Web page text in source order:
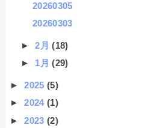
20260305
20260303
►2月 (18)
► 1月 (29)
►2025 (5)
►2024 (1)
►2023 (2)